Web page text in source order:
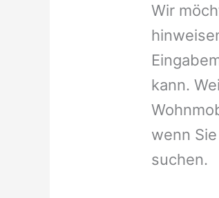
Wir
kann.
wenn
suchen.